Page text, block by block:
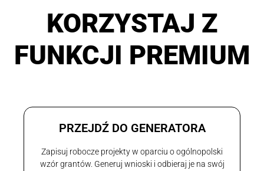
KORZYSTAJ Z
FUNKCJI PREMIUM
PRZEJDŹ DO GENERATORA
Zapisuj robocze projekty w oparciu o ogólnopolski
wzór grantów. Generuj wnioski i odbieraj je na swój